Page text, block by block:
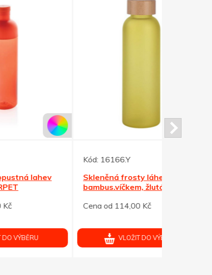
Skleněná frosty láhev 500ml s
bambus.víčkem, žlutá
Cena od 114,00 Kč
VLOŽIT DO VÝBĚRU